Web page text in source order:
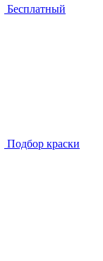
Бесплатный
Подбор краски